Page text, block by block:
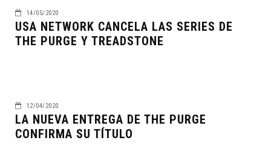
14/05/2020
USA NETWORK CANCELA LAS SERIES DE
THE PURGE Y TREADSTONE
12/04/2020
LA NUEVA ENTREGA DE THE PURGE
CONFIRMA SU TÍTULO